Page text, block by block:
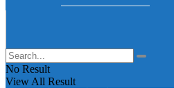
No Result
View All Result